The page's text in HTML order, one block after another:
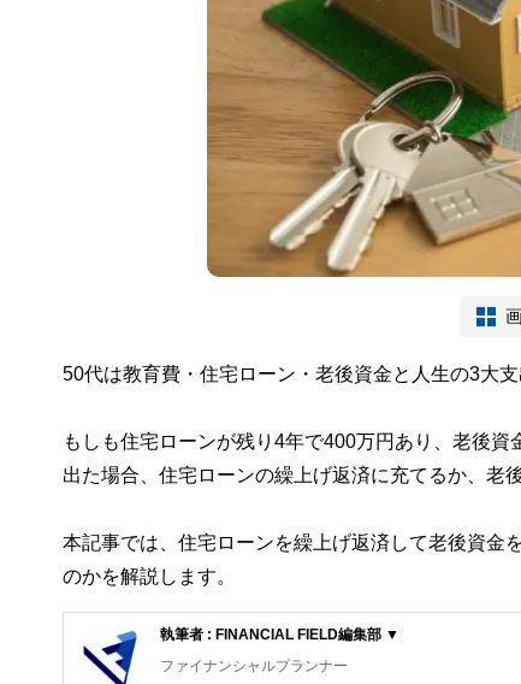
50代は教育費・住宅ローン・老後資金と人生の3大
もしも住宅ローンが残り4年で400万円あり、老後
出た場合、住宅ローンの繰上げ返済に充てるか、老
本記事では、住宅ローンを繰上げ返済して老後資金
のかを解説します。
執筆者 : FINANCIAL FIELD編集部 ▼
ファイナンシャルプランナー